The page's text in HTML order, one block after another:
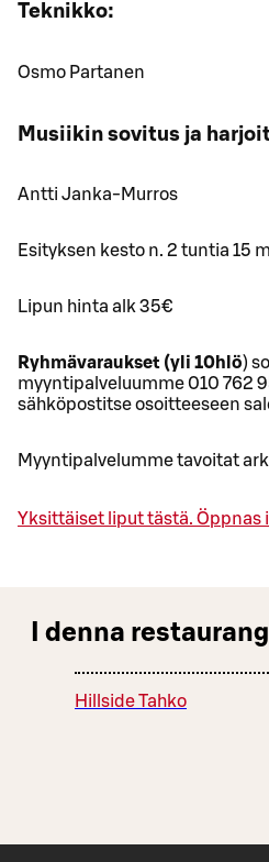
Teknikko:
Osmo Partanen
Musiikin sovitus ja
Antti Janka-Murros
Esityksen kesto n. 2 tuntia 15
Lipun hinta alk 35€
Ryhmävaraukset (yli 10hlö)
myyntipalveluumme 010 762
sähköpostitse osoitteeseen
Myyntipalvelumme tavoitat
Yksittäiset liput tästä. Öppnas
I denna restaurang
Hillside Tahko